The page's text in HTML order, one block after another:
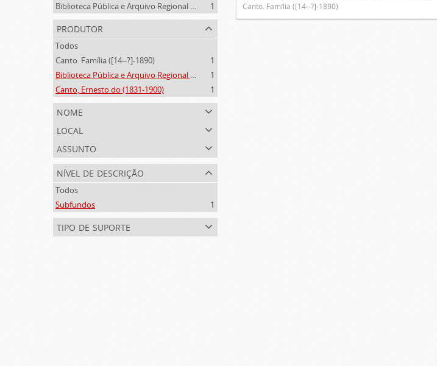
Biblioteca Pública e Arquivo Regional de Ponta Delgada
1
produtor
Todos
Canto. Família ([14--?]-1890)
1
Biblioteca Pública e Arquivo Regional de Ponta Delgada (1841- )
1
Canto, Ernesto do (1831-1900)
1
nome
local
assunto
nível de descrição
Todos
Subfundos
1
tipo de suporte
Canto. Família ([14--?]-1890)